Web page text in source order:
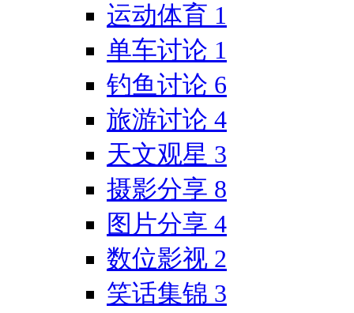
运动体育 1
单车讨论 1
钓鱼讨论 6
旅游讨论 4
天文观星 3
摄影分享 8
图片分享 4
数位影视 2
笑话集锦 3